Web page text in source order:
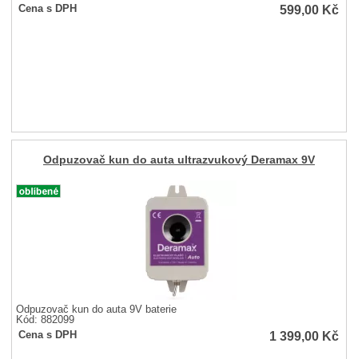
Cena s DPH
599,00 Kč
Odpuzovač kun do auta ultrazvukový Deramax 9V
Odpuzovač kun do auta 9V baterie
Kód: 882099
Cena s DPH
1 399,00 Kč